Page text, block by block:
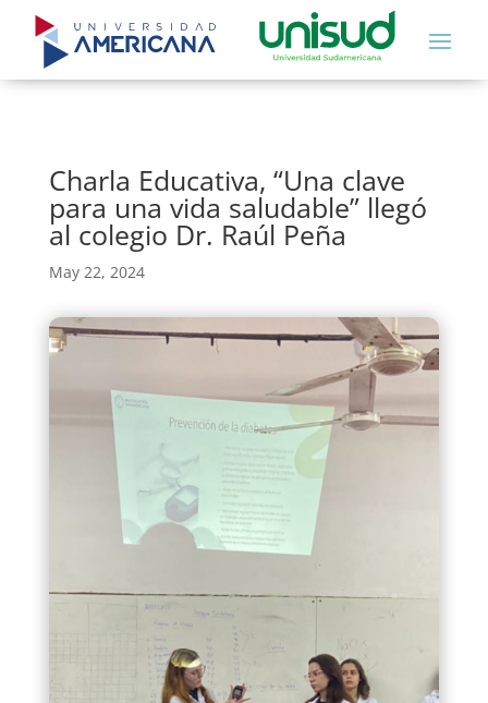
Charla Educativa, “Una clave
para una vida saludable” llegó
al colegio Dr. Raúl Peña
May 22, 2024